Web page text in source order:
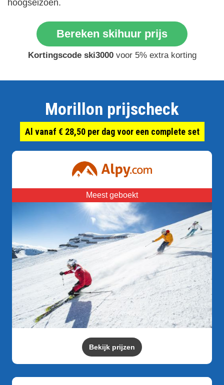
hoogseizoen.
Bereken skihuur prijs
Kortingscode ski3000 voor 5% extra korting
Morillon prijscheck
Al vanaf € 28,50 per dag voor een complete set
Meest geboekt
Bekijk prijzen